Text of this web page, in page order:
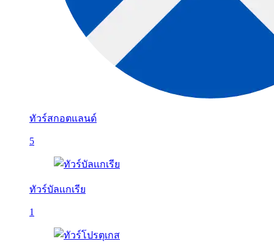
ทัวร์สกอตแลนด์
5
ทัวร์บัลเเกเรีย
1